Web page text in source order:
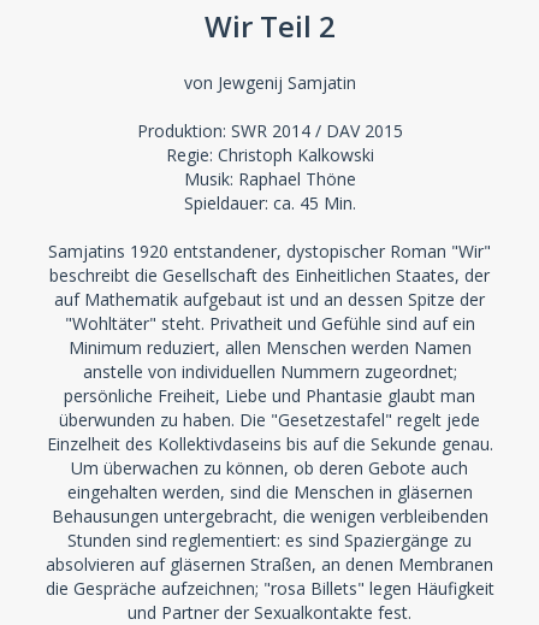
Wir Teil 2
von Jewgenij Samjatin
Produktion: SWR 2014 / DAV 2015
Regie: Christoph Kalkowski
Musik: Raphael Thöne
Spieldauer: ca. 45 Min.
Samjatins 1920 entstandener, dystopischer Roman "Wir"
beschreibt die Gesellschaft des Einheitlichen Staates, der
auf Mathematik aufgebaut ist und an dessen Spitze der
"Wohltäter" steht. Privatheit und Gefühle sind auf ein
Minimum reduziert, allen Menschen werden Namen
anstelle von individuellen Nummern zugeordnet;
persönliche Freiheit, Liebe und Phantasie glaubt man
überwunden zu haben. Die "Gesetzestafel" regelt jede
Einzelheit des Kollektivdaseins bis auf die Sekunde genau.
Um überwachen zu können, ob deren Gebote auch
eingehalten werden, sind die Menschen in gläsernen
Behausungen untergebracht, die wenigen verbleibenden
Stunden sind reglementiert: es sind Spaziergänge zu
absolvieren auf gläsernen Straßen, an denen Membranen
die Gespräche aufzeichnen; "rosa Billets" legen Häufigkeit
und Partner der Sexualkontakte fest.